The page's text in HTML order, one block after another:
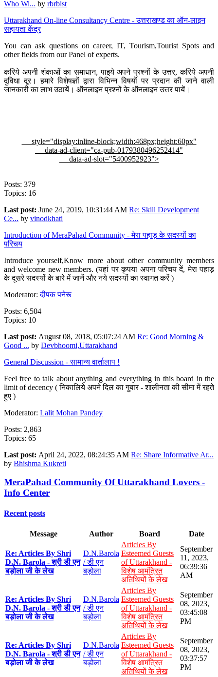
Who Wi... by rbrbist
Uttarakhand On-line Consultancy Centre - उत्तराखण्ड का ऑन-लाइन
सहायता केंद्र
You can ask questions on career, IT, Tourism,Tourist Spots and
other fields from our Panel of experts.
करिये अपनी शंकाओं का समाधान, पाइये अपने प्रश्नों के उत्तर, करिये अपनी
दुविधा दूर। हमारे विशेषज्ञों द्वारा विभिन्न विषयों पर प्रदान की जाने वाली
जानकारी का लाभ उठायें। ऑनलाइन प्रश्नों के ऑनलाइन उत्तर पायें।
style="display:inline-block;width:468px;height:60px"
data-ad-client="ca-pub-0179380496252414"
data-ad-slot="5400952923">
Posts: 379
Topics: 16
Last post: June 24, 2019, 10:31:44 AM Re: Skill Development
Ce... by vinodkhati
Introduction of MeraPahad Community - मेरा पहाड़ के सदस्यों का
परिचय
Introduce yourself,Know more about other community members
and welcome new members. (यहां पर कृपया अपना परिचय दें, मेरा पहाड़
के दूसरे सदस्यों के बारे में जानें और नये सदस्यों का स्वागत करें )
Moderator:दीपक पनेरू
Posts: 6,504
Topics: 10
Last post: August 08, 2018, 05:07:24 AM Re: Good Morning &
Good ... by Devbhoomi,Uttarakhand
General Discussion - सामान्य वार्तालाप !
Feel free to talk about anything and everything in this board in the
limit of decency ( निकालिये अपने दिल का गुबार - शालीनता की सीमा में रहते
हुए )
Moderator: Lalit Mohan Pandey
Posts: 2,863
Topics: 65
Last post: April 24, 2022, 08:24:35 AM Re: Share Informative Ar...
by Bhishma Kukreti
MeraPahad Community Of Uttarakhand Lovers -
Info Center
Recent posts
Message Author Board Date
Re: Articles By Shri
D.N. Barola - श्री डी एन
बड़ोला जी के लेख
D.N.Barola
/ डी एन
बड़ोला
Articles By
Esteemed Guests
of Uttarakhand -
विशेष आमंत्रित
अतिथियों के लेख
September
11, 2023,
06:39:36
AM
Re: Articles By Shri
D.N. Barola - श्री डी एन
बड़ोला जी के लेख
D.N.Barola
/ डी एन
बड़ोला
Articles By
Esteemed Guests
of Uttarakhand -
विशेष आमंत्रित
अतिथियों के लेख
September
08, 2023,
03:45:08
PM
Re: Articles By Shri
D.N. Barola - श्री डी एन
बड़ोला जी के लेख
D.N.Barola
/ डी एन
बड़ोला
Articles By
Esteemed Guests
of Uttarakhand -
विशेष आमंत्रित
अतिथियों के लेख
September
08, 2023,
03:37:57
PM